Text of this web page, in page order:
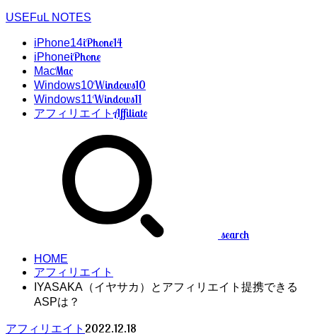
USEFuL NOTES
iPhone14iPhone14
iPhoneiPhone
MacMac
Windows10Windows10
Windows11Windows11
アフィリエイトAffiliate
search
HOME
アフィリエイト
IYASAKA（イヤサカ）とアフィリエイト提携できる
ASPは？
アフィリエイト 2022.12.18